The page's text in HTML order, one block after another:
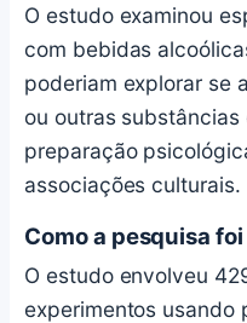
O estudo examinou
com bebidas
poderiam explorar se
ou outras
preparação
associações culturais.
Como a pesquisa
O estudo envolveu
experimentos usando